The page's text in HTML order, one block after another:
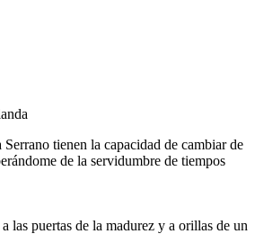
tienen la capacidad de cambiar de
de la servidumbre de tiempos
las puertas de la madurez y a orillas de un